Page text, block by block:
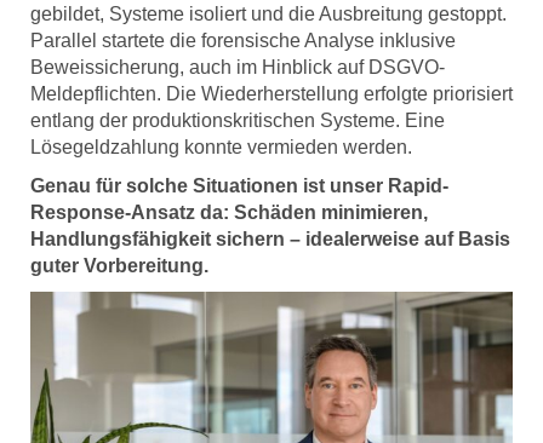
gebildet, Systeme isoliert und die Ausbreitung gestoppt.
Parallel startete die forensische Analyse inklusive
Beweissicherung, auch im Hinblick auf DSGVO-
Meldepflichten. Die Wiederherstellung erfolgte priorisiert
entlang der produktionskritischen Systeme. Eine
Lösegeldzahlung konnte vermieden werden.
Genau für solche Situationen ist unser Rapid-
Response-Ansatz da: Schäden minimieren,
Handlungsfähigkeit sichern – idealerweise auf Basis
guter Vorbereitung.